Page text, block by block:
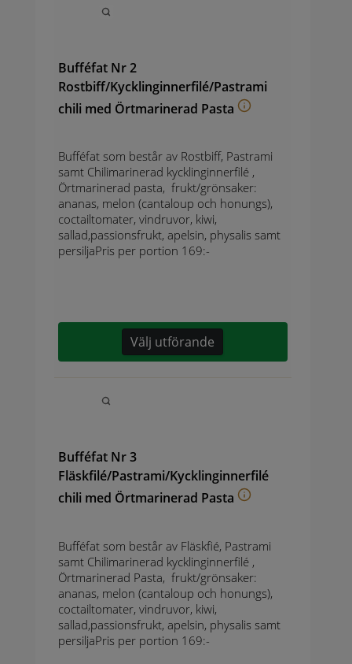
Bufféfat Nr 2
Rostbiff/Kycklinginnerfilé/Pastrami
chili med Örtmarinerad Pasta
Bufféfat som består av Rostbiff, Pastrami
samt Chilimarinerad kycklinginnerfilé ,
Örtmarinerad pasta, frukt/grönsaker:
ananas, melon (cantaloup och honungs),
coctailtomater, vindruvor, kiwi,
sallad,passionsfrukt, apelsin, physalis samt
persiljaPris per portion 169:-
Välj utförande
Bufféfat Nr 3
Fläskfilé/Pastrami/Kycklinginnerfilé
chili med Örtmarinerad Pasta
Bufféfat som består av Fläskfié, Pastrami
samt Chilimarinerad kycklinginnerfilé ,
Örtmarinerad Pasta, frukt/grönsaker:
ananas, melon (cantaloup och honungs),
coctailtomater, vindruvor, kiwi,
sallad,passionsfrukt, apelsin, physalis samt
persiljaPris per portion 169:-